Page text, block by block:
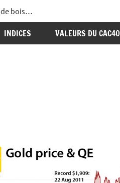
de bois…
INDICES VALEURS DU CAC40